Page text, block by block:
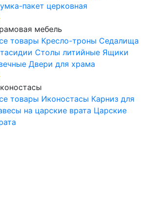
пакет церковная
мебель
товары Кресло-троны Седалища
Столы литийные Ящики
Двери для храма
товары Иконостасы Карниз для
на царские врата Царские